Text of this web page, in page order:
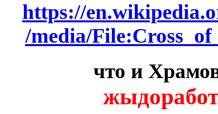
https://
/media/
что и